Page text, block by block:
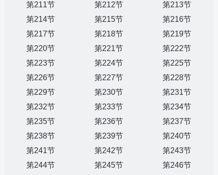
第211节
第212节
第213节
第214节
第215节
第216节
第217节
第218节
第219节
第220节
第221节
第222节
第223节
第224节
第225节
第226节
第227节
第228节
第229节
第230节
第231节
第232节
第233节
第234节
第235节
第236节
第237节
第238节
第239节
第240节
第241节
第242节
第243节
第244节
第245节
第246节